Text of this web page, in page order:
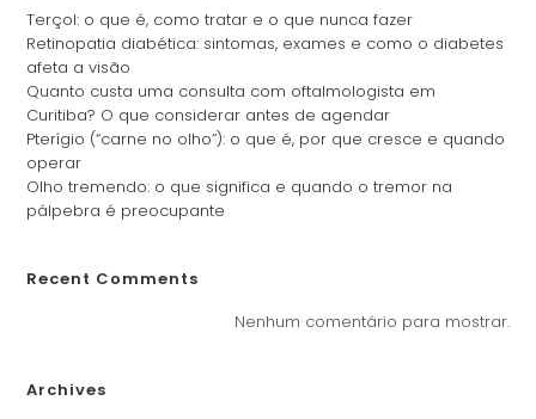
Terçol: o que é, como tratar e o que nunca fazer
Retinopatia diabética: sintomas, exames e como o diabetes
afeta a visão
Quanto custa uma consulta com oftalmologista em
Curitiba? O que considerar antes de agendar
Pterígio (“carne no olho”): o que é, por que cresce e quando
operar
Olho tremendo: o que significa e quando o tremor na
pálpebra é preocupante
Recent Comments
Nenhum comentário para mostrar.
Archives